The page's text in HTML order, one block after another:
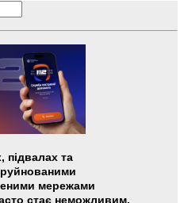
підвалах та
мережами
стає неможливим,